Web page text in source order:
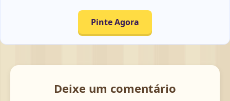
Pinte Agora
Deixe um comentário